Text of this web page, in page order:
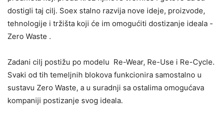
dostigli taj cilj. Soex stalno razvija nove ideje, proizvode,
tehnologije i tržišta koji će im omogućiti dostizanje ideala -
Zero Waste .
Zadani cilj postižu po modelu Re-Wear, Re-Use i Re-Cycle.
Svaki od tih temeljnih blokova funkcionira samostalno u
sustavu Zero Waste, a u suradnji sa ostalima omogućava
kompaniji postizanje svog ideala.